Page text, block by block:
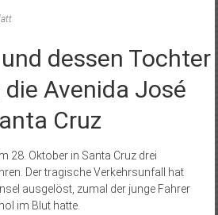
dessen Tochter
Avenida José
Cruz
28. Oktober in Santa Cruz drei
Der tragische Verkehrsunfall hat
ausgelöst, zumal der junge Fahrer
im Blut hatte.